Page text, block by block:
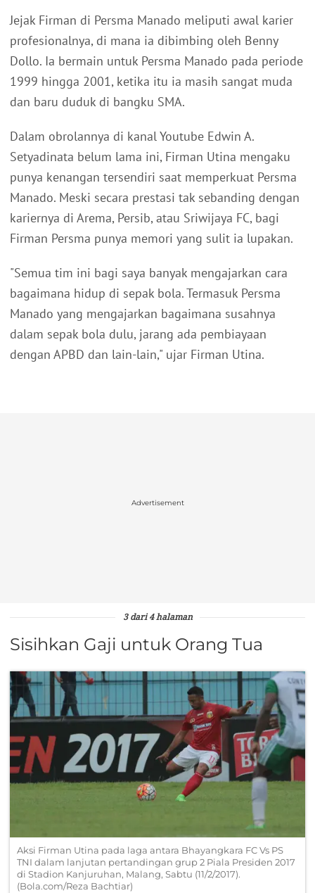
Jejak Firman di Persma Manado meliputi awal karier
profesionalnya, di mana ia dibimbing oleh Benny
Dollo. Ia bermain untuk Persma Manado pada periode
1999 hingga 2001, ketika itu ia masih sangat muda
dan baru duduk di bangku SMA.
Dalam obrolannya di kanal Youtube Edwin A.
Setyadinata belum lama ini, Firman Utina mengaku
punya kenangan tersendiri saat memperkuat Persma
Manado. Meski secara prestasi tak sebanding dengan
kariernya di Arema, Persib, atau Sriwijaya FC, bagi
Firman Persma punya memori yang sulit ia lupakan.
"Semua tim ini bagi saya banyak mengajarkan cara
bagaimana hidup di sepak bola. Termasuk Persma
Manado yang mengajarkan bagaimana susahnya
dalam sepak bola dulu, jarang ada pembiayaan
dengan APBD dan lain-lain," ujar Firman Utina.
Advertisement
3 dari 4 halaman
Sisihkan Gaji untuk Orang Tua
Aksi Firman Utina pada laga antara Bhayangkara FC Vs PS
TNI dalam lanjutan pertandingan grup 2 Piala Presiden 2017
di Stadion Kanjuruhan, Malang, Sabtu (11/2/2017).
(Bola.com/Reza Bachtiar)